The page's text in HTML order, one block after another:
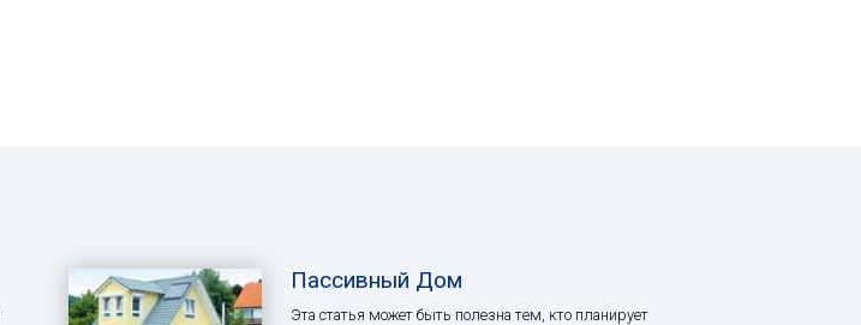
Пассивный Дом
Эта статья может быть полезна тем, кто планирует